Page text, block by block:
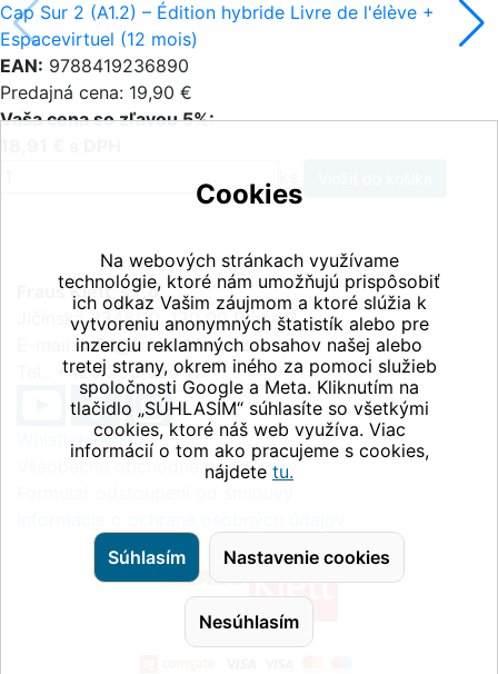
Cap Sur 2 (A1.2) – Édition hybride Livre de l'élève +
Espacevirtuel (12 mois)
EAN: 9788419236890
Predajná cena: 19,90 €
Vaša cena so zľavou 5%:
Fraus Klett, s.r.o.
Jičínská 2348/10, 130 00 Praha 3
E-mail:info@fraus-klett.cz
Tel.: +420 233 084 111
Whistleblowing
Všeobecné obchodné podmienky
Cookies
Na webových stránkach využívame
technológie, ktoré nám umožňujú prispôsobiť
ich odkaz Vašim záujmom a ktoré slúžia k
vytvoreniu anonymných štatistík alebo pre
inzerciu reklamných obsahov našej alebo
tretej strany, okrem iného za pomoci služieb
spoločnosti Google a Meta. Kliknutím na
tlačidlo „SÚHLASÍM“ súhlasíte so všetkými
cookies, ktoré náš web využíva. Viac
informácií o tom ako pracujeme s cookies,
nájdete tu.
Súhlasím Nastavenie cookies
Nesúhlasím